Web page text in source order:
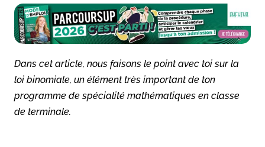
Dans cet article, nous faisons le point avec toi sur la
loi binomiale, un élément très important de ton
programme de spécialité mathématiques en classe
de terminale.